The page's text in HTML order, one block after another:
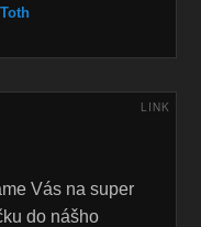
LINK
Vás na super
do nášho